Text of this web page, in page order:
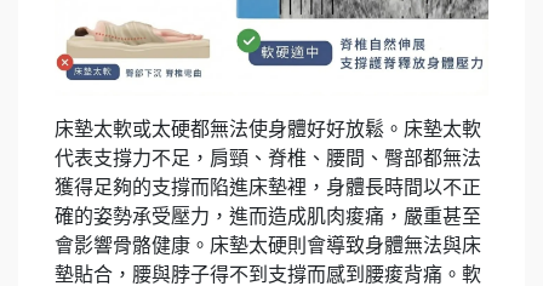
床墊太軟或太硬都無法使身體好好放鬆。床墊太軟
代表支撐力不足，肩頸、脊椎、腰間、臀部都無法
獲得足夠的支撐而陷進床墊裡，身體長時間以不正
確的姿勢承受壓力，進而造成肌肉痠痛，嚴重甚至
會影響骨骼健康。床墊太硬則會導致身體無法與床
墊貼合，腰與脖子得不到支撐而感到腰痠背痛。軟